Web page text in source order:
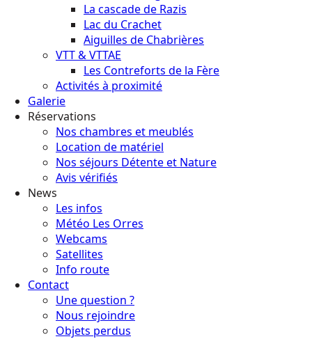
La cascade de Razis
Lac du Crachet
Aiguilles de Chabrières
VTT & VTTAE
Les Contreforts de la Fère
Activités à proximité
Galerie
Réservations
Nos chambres et meublés
Location de matériel
Nos séjours Détente et Nature
Avis vérifiés
News
Les infos
Météo Les Orres
Webcams
Satellites
Info route
Contact
Une question ?
Nous rejoindre
Objets perdus